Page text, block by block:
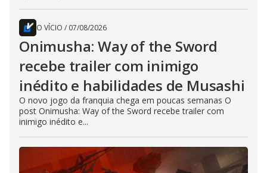
O VÍCIO / 07/08/2026
Onimusha: Way of the Sword
recebe trailer com inimigo
inédito e habilidades de Musashi
O novo jogo da franquia chega em poucas semanas O
post Onimusha: Way of the Sword recebe trailer com
inimigo inédito e...